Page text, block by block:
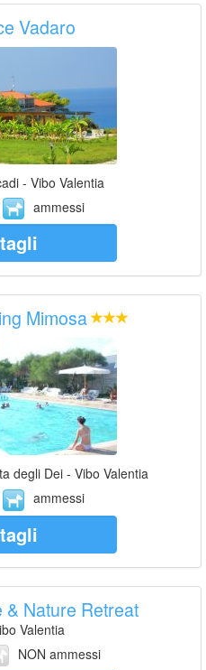
Vadaro
- Vibo Valentia
ammessi
Mimosa
degli Dei - Vibo Valentia
ammessi
Nature Retreat
Valentia
NON ammessi